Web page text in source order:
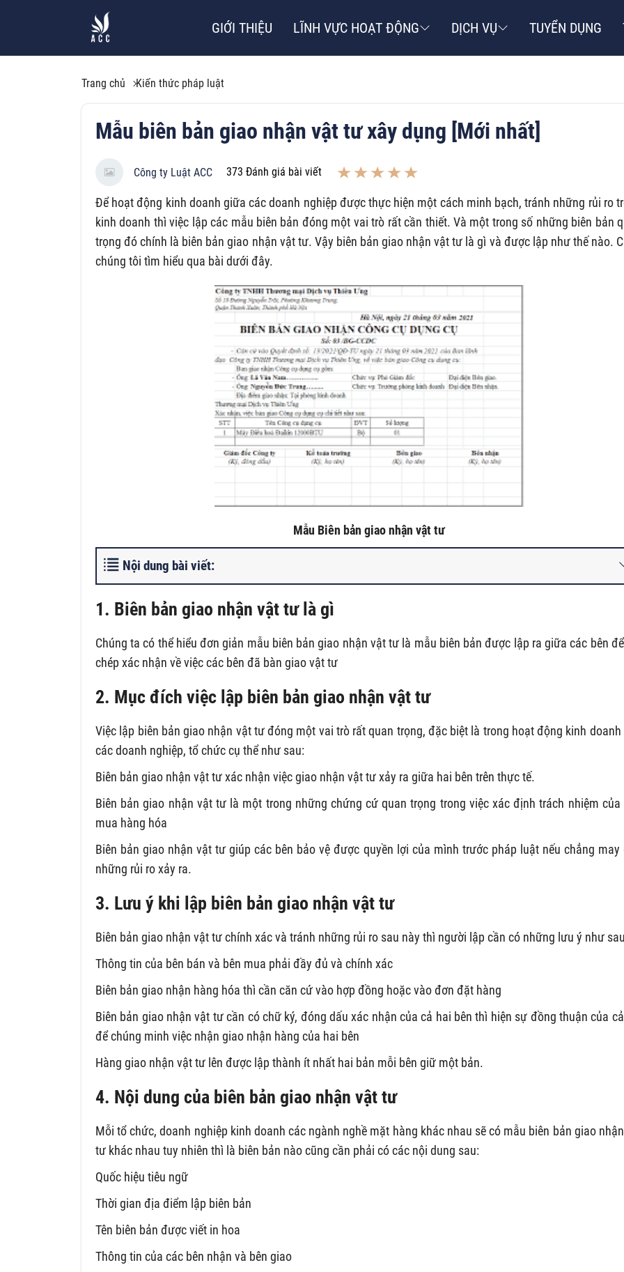
GIỚI THIỆU LĨNH VỰC HOẠT ĐỘNG DỊCH VỤ TUYỂN DỤNG
Trang chủ Kiến thức pháp luật
Mẫu biên bản giao nhận vật tư xây dụng [Mới nhất]
Công ty Luật ACC 373 Đánh giá bài viết
Để hoạt động kinh doanh giữa các doanh nghiệp được thực hiện một cách minh bạch, tránh những rủi ro
kinh doanh thì việc lập các mẫu biên bản đóng một vai trò rất cần thiết. Và một trong số những biên bản
trọng đó chính là biên bản giao nhận vật tư. Vậy biên bản giao nhận vật tư là gì và được lập như thế nào.
chúng tôi tìm hiểu qua bài dưới đây.
Mẫu Biên bản giao nhận vật tư
Nội dung bài viết:
1. Biên bản giao nhận vật tư là gì
Chúng ta có thể hiểu đơn giản mẫu biên bản giao nhận vật tư là mẫu biên bản được lập ra giữa các bên
chép xác nhận về việc các bên đã bàn giao vật tư
2. Mục đích việc lập biên bản giao nhận vật tư
Việc lập biên bản giao nhận vật tư đóng một vai trò rất quan trọng, đặc biệt là trong hoạt động kinh doanh
các doanh nghiệp, tổ chức cụ thể như sau:
Biên bản giao nhận vật tư xác nhận việc giao nhận vật tư xảy ra giữa hai bên trên thực tế.
Biên bản giao nhận vật tư là một trong những chứng cứ quan trọng trong việc xác định trách nhiệm của
mua hàng hóa
Biên bản giao nhận vật tư giúp các bên bảo vệ được quyền lợi của mình trước pháp luật nếu chẳng may
những rủi ro xảy ra.
3. Lưu ý khi lập biên bản giao nhận vật tư
Biên bản giao nhận vật tư chính xác và tránh những rủi ro sau này thì người lập cần có những lưu ý như
Thông tin của bên bán và bên mua phải đầy đủ và chính xác
Biên bản giao nhận hàng hóa thì cần căn cứ vào hợp đồng hoặc vào đơn đặt hàng
Biên bản giao nhận vật tư cần có chữ ký, đóng dấu xác nhận của cả hai bên thì hiện sự đồng thuận của
để chúng minh việc nhận giao nhận hàng của hai bên
Hàng giao nhận vật tư lên được lập thành ít nhất hai bản mỗi bên giữ một bản.
4. Nội dung của biên bản giao nhận vật tư
Mỗi tổ chức, doanh nghiệp kinh doanh các ngành nghề mặt hàng khác nhau sẽ có mẫu biên bản giao
tư khác nhau tuy nhiên thì là biên bản nào cũng cần phải có các nội dung sau:
Quốc hiệu tiêu ngữ
Thời gian địa điểm lập biên bản
Tên biên bản được viết in hoa
Thông tin của các bên nhận và bên giao